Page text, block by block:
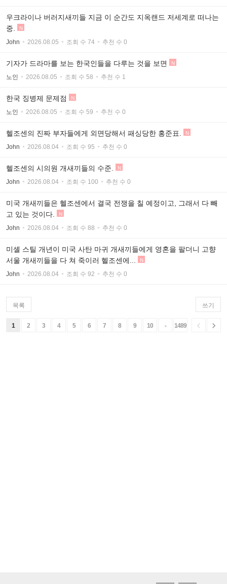
우크라이나 버러지새끼들 지금 이 순간도 지옥랜드 저세계로 떠나는
중.
N
John 2026.08.05 조회 수 74 추천 수 0
기자가 드라마를 보는 한국인들을 다루는 것을 보면 N
노인 2026.08.05 조회 수 58 추천 수 1
한국 징병제 문제점 N
노인 2026.08.05 조회 수 59 추천 수 0
헬조센의 진짜 부자들에게 외면당해서 패싱당한 홍준표. N
John 2026.08.04 조회 수 95 추천 수 0
헬조센의 시의원 개새끼들의 수준. N
John 2026.08.04 조회 수 100 추천 수 0
미국 개새끼들은 헬조센에서 결국 전쟁을 칠 예정이고, 그래서 다 빼
고 있는 것이다.
N
John 2026.08.04 조회 수 88 추천 수 0
미셸 스틸 개년이 미국 사탄 마귀 개새끼들에게 영혼을 팔더니 고향
서울 개새끼들을 다 쳐 죽이러 헬조센에...
N
John 2026.08.04 조회 수 92 추천 수 0
목록 쓰기
1 2 3 4 5 6 7 8 9 10 - 1489  